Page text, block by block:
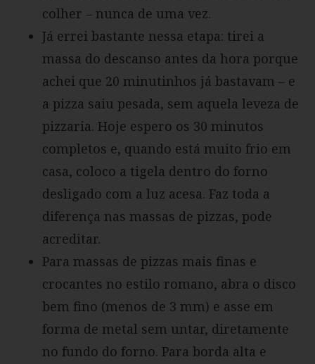
colher – nunca de uma vez.
Já errei bastante nessa etapa: tirei a
massa do descanso antes da hora porque
achei que 20 minutinhos já bastavam – e
a pizza saiu pesada, sem aquela leveza de
pizzaria. Hoje espero os 30 minutos
completos e, quando está muito frio em
casa, coloco a tigela dentro do forno
desligado com a luz acesa. Faz toda a
diferença nas massas de pizzas, pode
acreditar.
Para massas de pizzas mais finas e
crocantes no estilo romano, abra o disco
bem fino (menos de 3 mm) e asse em
forma de metal sem untar, diretamente
no fundo do forno. Para borda alta e